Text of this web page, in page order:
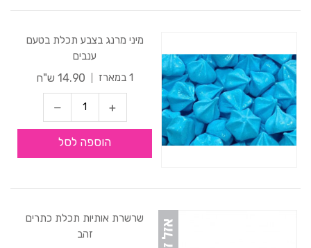
מיני מרנג בצבע תכלת בטעם
ענבים
1 במארז
14.90 ש"ח
הוספה לסל
שרשרת אותיות תכלת כתרים
זהב